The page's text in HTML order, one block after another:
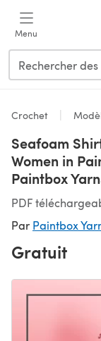
Menu
Crochet
Seafoam
Women in
Paintbox
PDF
Par Paintbox
Gratuit